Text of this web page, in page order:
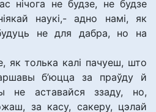
нічога не будзе, не будзе
наукі,- адно намі, як
не для дабра, но на
як толька калі пачуеш, што
б’юцца за праўду й
не аставайся ззаду, но,
за касу, сакеру, цэлай